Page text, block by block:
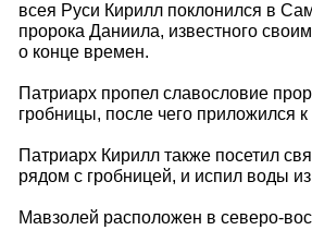
всея Руси Кирилл поклонился в
пророка Даниила, известного
о конце времен.
Патриарх пропел славословие
гробницы, после чего приложился
Патриарх Кирилл также посетил
рядом с гробницей, и испил воды из
Мавзолей расположен в северо-